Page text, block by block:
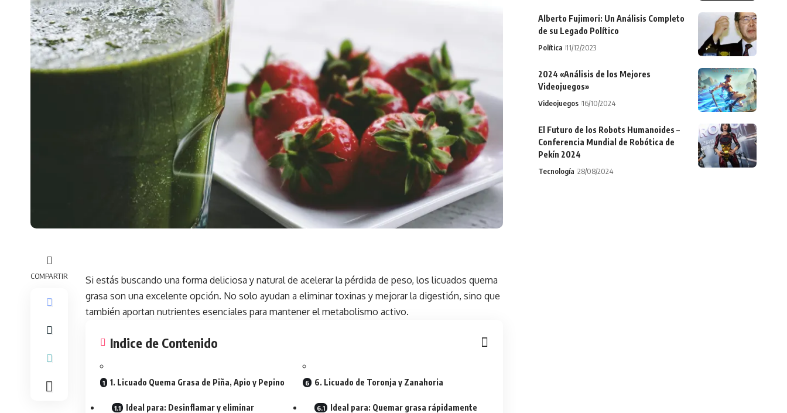
COMPARTIR Si estás buscando una forma deliciosa y natural de acelerar la pérdida de peso, los licuados quema
grasa son una excelente opción. No solo ayudan a eliminar toxinas y mejorar la digestión, sino que
también aportan nutrientes esenciales para mantener el metabolismo activo.
Indice de Contenido
1. Licuado Quema Grasa de Piña, Apio y Pepino
Ideal para: Desinflamar y eliminar
6. Licuado de Toronja y Zanahoria
Ideal para: Quemar grasa rápidamente
Alberto Fujimori: Un Análisis Completo
de su Legado Político
Política 11/12/2023
2024 «Análisis de los Mejores
Videojuegos»
Videojuegos 16/10/2024
El Futuro de los Robots Humanoides –
Conferencia Mundial de Robótica de
Pekín 2024
Tecnología 28/08/2024